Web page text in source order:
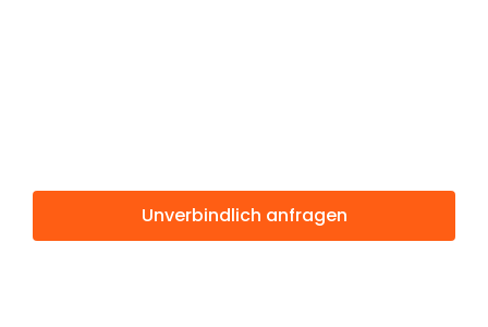
Unverbindlich anfragen